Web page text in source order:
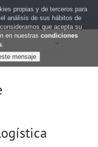
propias y de terceros para
análisis de sus hábitos de
que acepta su
en nuestras condiciones
.